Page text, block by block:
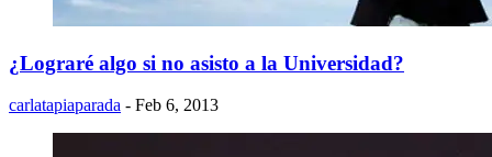
¿Lograré algo si no asisto a la Universidad?
carlatapiaparada - Feb 6, 2013